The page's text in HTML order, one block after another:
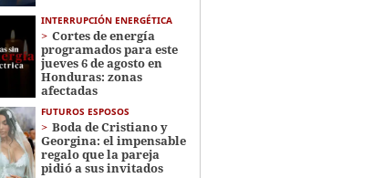
INTERRUPCIÓN ENERGÉTICA
Cortes de energía
programados para este
jueves 6 de agosto en
Honduras: zonas
afectadas
FUTUROS ESPOSOS
Boda de Cristiano y
Georgina: el impensable
regalo que la pareja
pidió a sus invitados